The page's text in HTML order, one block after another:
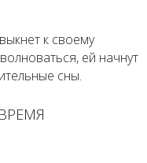
к своему
ей начнут
сны.